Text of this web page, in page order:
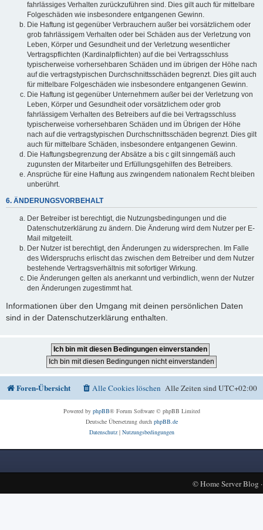
fahrlässiges Verhalten zurückzuführen sind. Dies gilt auch für mittelbare
Folgeschäden wie insbesondere entgangenen Gewinn.
Die Haftung ist gegenüber Verbrauchern außer bei vorsätzlichem oder
grob fahrlässigem Verhalten oder bei Schäden aus der Verletzung von
Leben, Körper und Gesundheit und der Verletzung wesentlicher
Vertragspflichten (Kardinalpflichten) auf die bei Vertragsschluss
typischerweise vorhersehbaren Schäden und im übrigen der Höhe nach
auf die vertragstypischen Durchschnittsschäden begrenzt. Dies gilt auch
für mittelbare Folgeschäden wie insbesondere entgangenen Gewinn.
Die Haftung ist gegenüber Unternehmern außer bei der Verletzung von
Leben, Körper und Gesundheit oder vorsätzlichem oder grob
fahrlässigem Verhalten des Betreibers auf die bei Vertragsschluss
typischerweise vorhersehbaren Schäden und im Übrigen der Höhe
nach auf die vertragstypischen Durchschnittsschäden begrenzt. Dies gilt
auch für mittelbare Schäden, insbesondere entgangenen Gewinn.
Die Haftungsbegrenzung der Absätze a bis c gilt sinngemäß auch
zugunsten der Mitarbeiter und Erfüllungsgehilfen des Betreibers.
Ansprüche für eine Haftung aus zwingendem nationalem Recht bleiben
unberührt.
6. ÄNDERUNGSVORBEHALT
Der Betreiber ist berechtigt, die Nutzungsbedingungen und die
Datenschutzerklärung zu ändern. Die Änderung wird dem Nutzer per E-
Mail mitgeteilt.
Der Nutzer ist berechtigt, den Änderungen zu widersprechen. Im Falle
des Widerspruchs erlischt das zwischen dem Betreiber und dem Nutzer
bestehende Vertragsverhältnis mit sofortiger Wirkung.
Die Änderungen gelten als anerkannt und verbindlich, wenn der Nutzer
den Änderungen zugestimmt hat.
Informationen über den Umgang mit deinen persönlichen Daten
sind in der Datenschutzerklärung enthalten.
Foren-Übersicht Alle Zeiten sindUTC+02:00
Alle Cookies löschen
Powered by phpBB® Forum Software © phpBB Limited
Deutsche Übersetzung durch phpBB.de
Datenschutz| Nutzungsbedingungen
©Home Server Blog